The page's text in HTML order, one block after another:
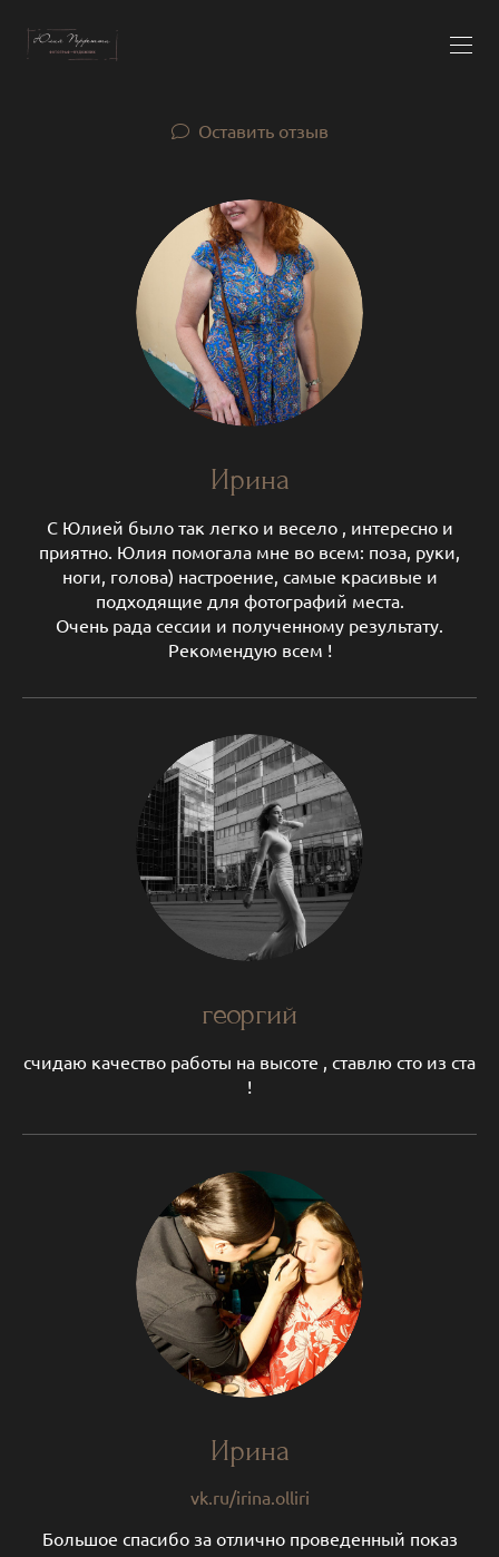
Оставить отзыв
Ирина
С Юлией было так легко и весело , интересно и
приятно. Юлия помогала мне во всем: поза, руки,
ноги, голова) настроение, самые красивые и
подходящие для фотографий места.
Очень рада сессии и полученному результату.
Рекомендую всем !
георгий
счидаю качество работы на высоте , ставлю сто из ста
!
Ирина
vk.ru/irina.olliri
Большое спасибо за отлично проведенный показ